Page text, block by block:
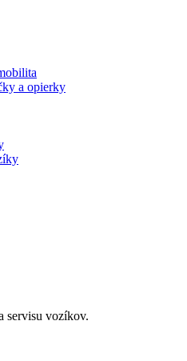
a opierky
servisu vozíkov.